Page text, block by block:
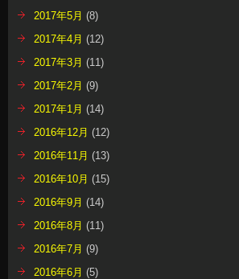
2017年5月 (8)
2017年4月 (12)
2017年3月 (11)
2017年2月 (9)
2017年1月 (14)
2016年12月 (12)
2016年11月 (13)
2016年10月 (15)
2016年9月 (14)
2016年8月 (11)
2016年7月 (9)
2016年6月 (5)